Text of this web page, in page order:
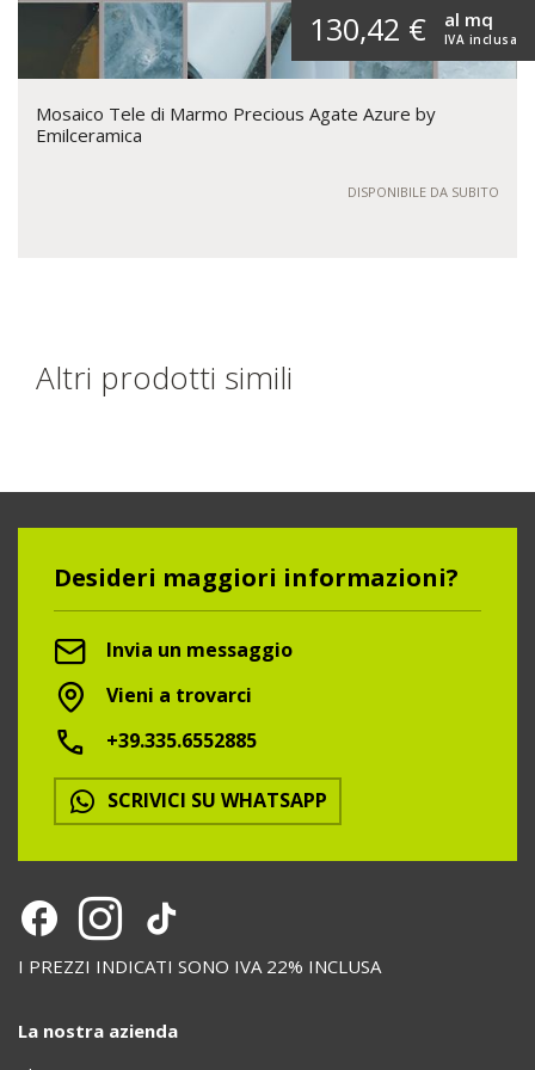
130,42 € IVA inclusa
al mq
Mosaico Tele di Marmo Precious Agate Azure by
Emilceramica
DISPONIBILE DA SUBITO
Altri prodotti simili
Desideri maggiori informazioni?
Invia un messaggio
Vieni a trovarci
+39.335.6552885
SCRIVICI SU WHATSAPP
I PREZZI INDICATI SONO IVA 22% INCLUSA
La nostra azienda